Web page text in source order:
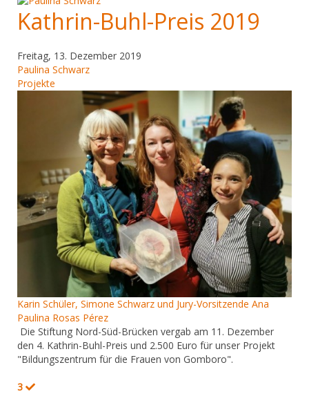
Kathrin-Buhl-Preis 2019
Freitag, 13. Dezember 2019
Paulina Schwarz
Projekte
Karin Schüler, Simone Schwarz und Jury-Vorsitzende Ana
Paulina Rosas Pérez
Die Stiftung Nord-Süd-Brücken vergab am 11. Dezember
den 4. Kathrin-Buhl-Preis und 2.500 Euro für unser Projekt
"Bildungszentrum für die Frauen von Gomboro".
3